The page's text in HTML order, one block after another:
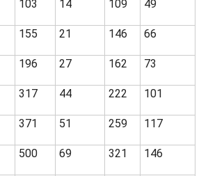
103 14 109 49
155 21 146 66
196 27 162 73
317 44 222 101
371 51 259 117
500 69 321 146